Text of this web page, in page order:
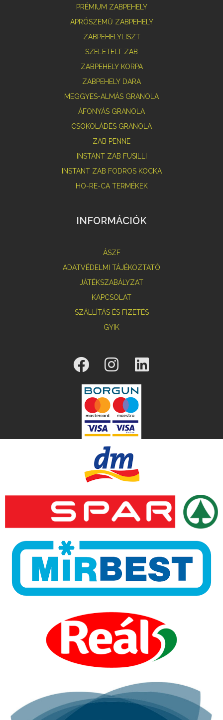
PRÉMIUM ZABPEHELY
APRÓSZEMŰ ZABPEHELY
ZABPEHELYLISZT
SZELETELT ZAB
ZABPEHELY KORPA
ZABPEHELY DARA
MEGGYES-ALMÁS GRANOLA
ÁFONYÁS GRANOLA
CSOKOLÁDÉS GRANOLA
ZAB PENNE
INSTANT ZAB FUSILLI
INSTANT ZAB FODROS KOCKA
HO-RE-CA TERMÉKEK
INFORMÁCIÓK
ÁSZF
ADATVÉDELMI TÁJÉKOZTATÓ
JÁTÉKSZABÁLYZAT
KAPCSOLAT
SZÁLLÍTÁS ÉS FIZETÉS
GYIK